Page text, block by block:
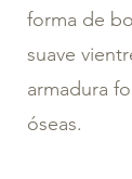
forma de
suave
armadura
óseas.